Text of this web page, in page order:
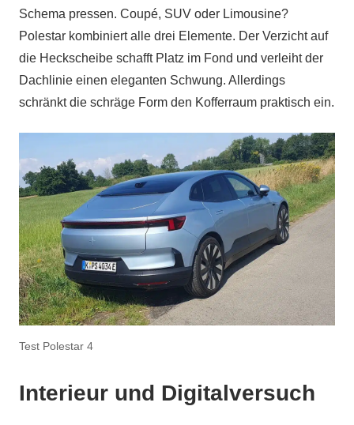
Schema pressen. Coupé, SUV oder Limousine?
Polestar kombiniert alle drei Elemente. Der Verzicht auf
die Heckscheibe schafft Platz im Fond und verleiht der
Dachlinie einen eleganten Schwung. Allerdings
schränkt die schräge Form den Kofferraum praktisch ein.
Test Polestar 4
Interieur und Digitalversuch